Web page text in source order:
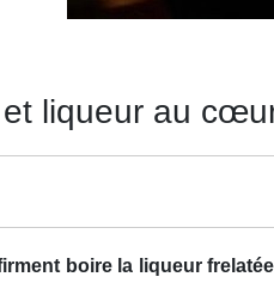
liqueur au
boire la liqueur